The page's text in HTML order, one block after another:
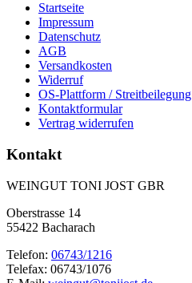
Startseite
Impressum
Datenschutz
AGB
Versandkosten
Widerruf
OS-Plattform / Streitbeilegung
Kontaktformular
Vertrag widerrufen
Kontakt
WEINGUT TONI JOST GBR
Oberstrasse 14
55422 Bacharach
Telefon: 06743/1216
Telefax: 06743/1076